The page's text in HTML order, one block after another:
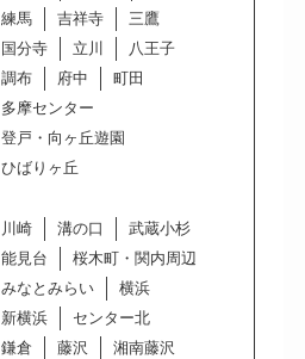
練馬
吉祥寺
三鷹
国分寺
立川
八王子
調布
府中
町田
多摩センター
登戸・向ヶ丘遊園
ひばりヶ丘
川崎 溝の口
武蔵小杉
能見台
桜木町・関内周辺
みなとみらい
横浜
新横浜
センター北
鎌倉
藤沢
湘南藤沢